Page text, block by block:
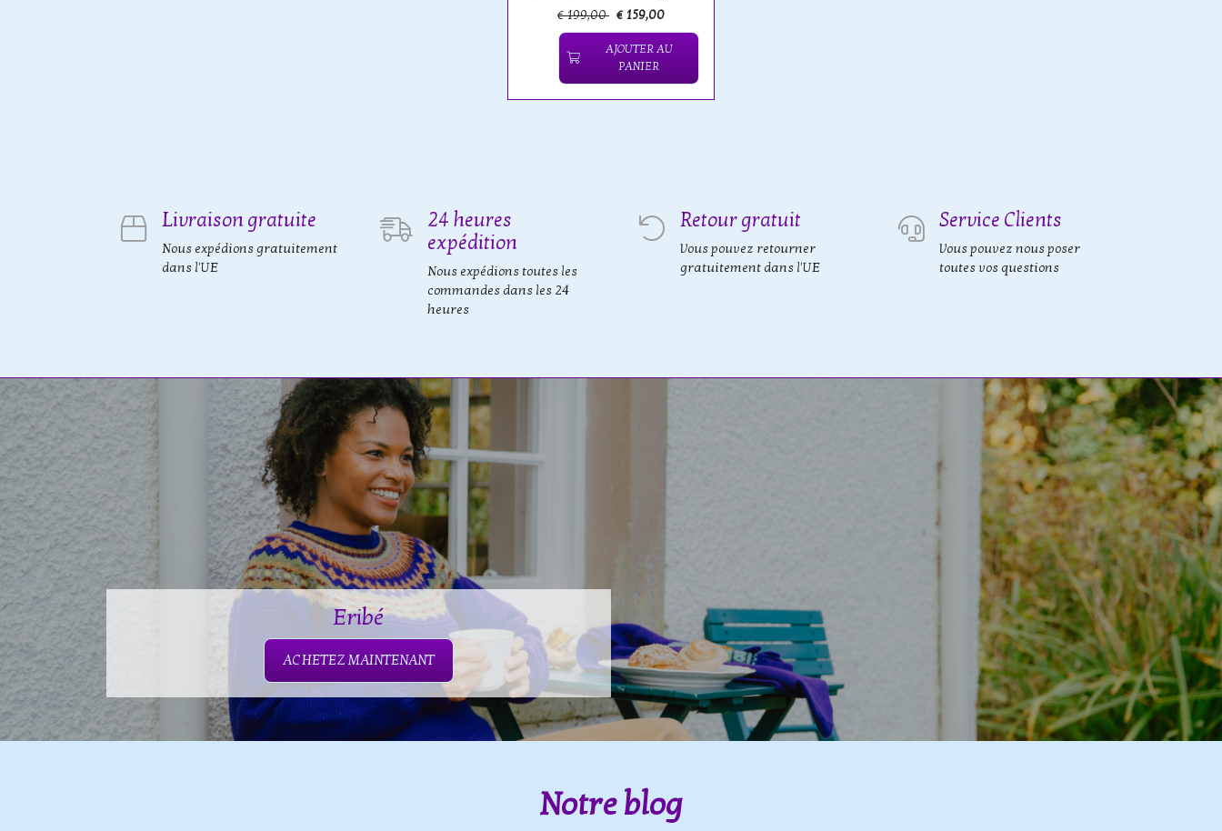
€ 199,00 € 159,00
AJOUTER AU
PANIER
Livraison gratuite
Nous expédions gratuitement
dans l'UE
24 heures
expédition
Nous expédions toutes les
commandes dans les 24
heures
Retour gratuit
Vous pouvez retourner
gratuitement dans l'UE
Service Clients
Vous pouvez nous poser
toutes vos questions
Eribé
ACHETEZ MAINTENANT
Notre blog